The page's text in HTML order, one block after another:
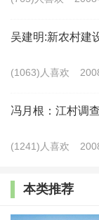
有利于深刻透视
二、国家与乡
文明作为在
时共存并且在相
吴建明:新农村建
(1063)人喜欢
冯月根：江村调
(1241)人喜欢
本类推荐